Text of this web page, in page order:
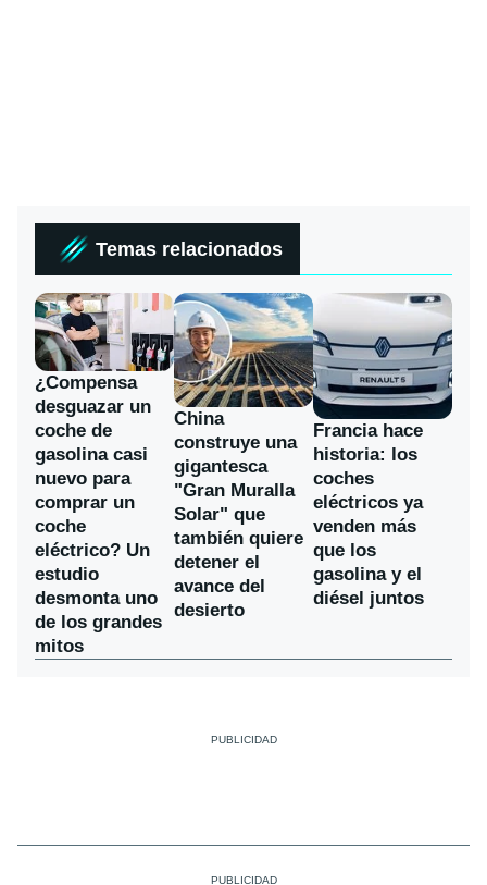
Temas relacionados
¿Compensa
desguazar un
coche de
gasolina casi
nuevo para
comprar un
coche
eléctrico? Un
estudio
desmonta uno
de los grandes
mitos
China
construye una
gigantesca
"Gran Muralla
Solar" que
también quiere
detener el
avance del
desierto
Francia hace
historia: los
coches
eléctricos ya
venden más
que los
gasolina y el
diésel juntos